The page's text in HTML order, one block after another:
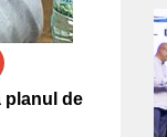
planul de